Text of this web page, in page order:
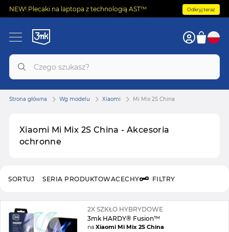
NEW! Plecaki na laptopa z technologią AST™ Odkryj teraz
Xiaomi Mi Mix 2S China - Akcesoria
ochronne
Strona główna Wg modelu Xiaomi Mi Mix 2S China
SERIA PRODUKTOWACECHY FILTRY
SORTUJ
2X SZKŁO HYBRYDOWE
3mk HARDY® Fusion™
naXiaomi Mi Mix 2S China